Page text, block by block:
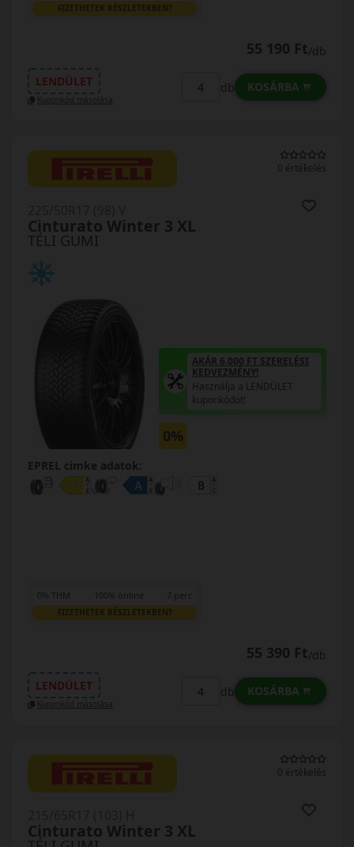
FIZETHETEK RÉSZLETEKBEN?
55 190 Ft/db
LENDÜLET
Kuponkód másolása
db KOSÁRBA
0 értékelés
TÉLI GUMI
Cinturato Winter 3 XL
AKÁR 6.000 FT SZERELÉSI
KEDVEZMÉNY!
Használja a LENDÜLET
kuponkódot!
0%
EPREL cimke adatok:
0% THM 100% online 7 perc
FIZETHETEK RÉSZLETEKBEN?
55 390 Ft/db
LENDÜLET
Kuponkód másolása
db KOSÁRBA
0 értékelés
Cinturato Winter 3 XL